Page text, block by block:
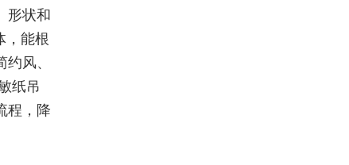
形状和
，能根
风、
纸吊
程，降